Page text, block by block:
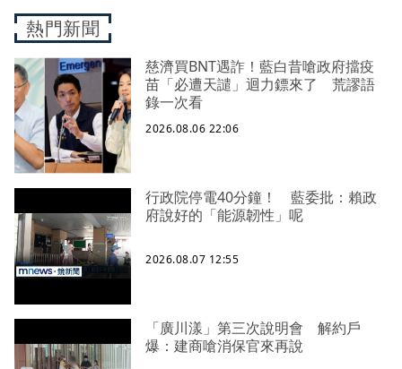
熱門新聞
慈濟買BNT遇詐！藍白昔嗆政府擋疫
苗「必遭天譴」迴力鏢來了 荒謬語
錄一次看
2026.08.06 22:06
行政院停電40分鐘！ 藍委批：賴政
府說好的「能源韌性」呢
2026.08.07 12:55
「廣川漾」第三次說明會 解約戶
爆：建商嗆消保官來再說